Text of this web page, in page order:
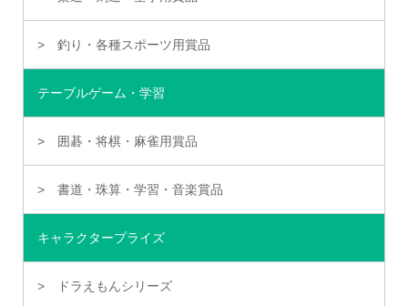
釣り・各種スポーツ用賞品
テーブルゲーム・学習
囲碁・将棋・麻雀用賞品
書道・珠算・学習・音楽賞品
キャラクタープライズ
ドラえもんシリーズ